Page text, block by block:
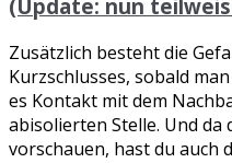
(Update: nun
Zusätzlich besteht die
Kurzschlusses, sobald
es Kontakt mit dem
abisolierten Stelle. Und da
vorschauen, hast du auch